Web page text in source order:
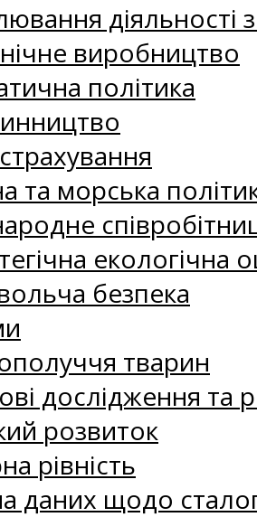
виробництво
політика
та морська
екологічна
безпека
тварин
дослідження та
розвиток
рівність
даних щодо